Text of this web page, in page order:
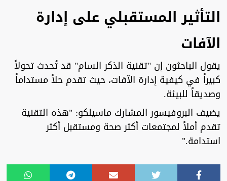
التأثير المستقبلي على إدارة
الآفات
يقول الباحثون إن "تقنية الذكر السام" قد تُحدث تحولاً
كبيراً في كيفية إدارة الآفات، حيث تقدم حلاً مستداماً
وصديقاً للبيئة.
يضيف البروفيسور المشارك ماسيلكو: "هذه التقنية
تقدم أملاً لمجتمعات أكثر صحة ومستقبل أكثر
استدامة."